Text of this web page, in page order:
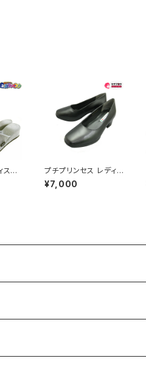
スサ
プチプリンセス レディー
スパンプス pp59ー116
0 本革 ローヒール 幅
¥7,000